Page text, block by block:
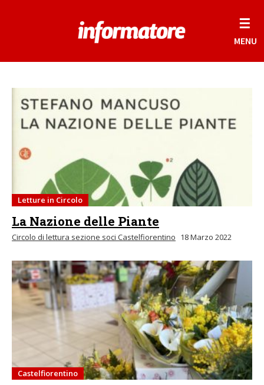
☰
MENU
Letture in Circolo
La Nazione delle Piante
Circolo di lettura sezione soci Castelfiorentino 18 Marzo 2022
Castelfiorentino